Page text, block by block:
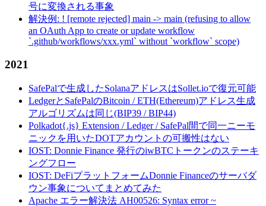
号に変換される事象
解決例: ! [remote rejected] main -> main (refusing to allow
an OAuth App to create or update workflow
`.github/workflows/xxx.yml` without `workflow` scope)
2021
SafePalで生成したSolanaアドレスはSollet.ioで復元可能
LedgerとSafePalのBitcoin / ETH(Ethereum)アドレス生成
アルゴリズムは同じ(BIP39 / BIP44)
Polkadot{.js} Extension / Ledger / SafePal間で同一ニーモ
ニックを用いたDOTアカウントの可搬性はない
IOST: Donnie Finance 発行のiwBTCトークンのステーキ
ングフロー
IOST: DeFiプラットフォームDonnie Financeのサーバダ
ウン事象についてまとめてみた
Apache エラー解決法 AH00526: Syntax error ~